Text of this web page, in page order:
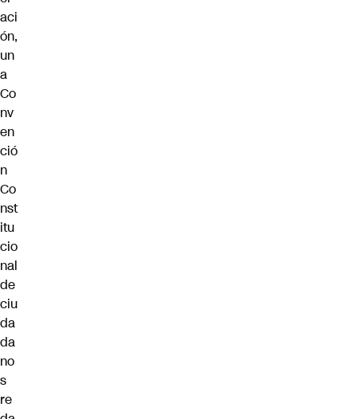
aci
ón,
un
a
Co
nv
en
ció
n
Co
nst
itu
cio
nal
de
ciu
da
da
no
s
re